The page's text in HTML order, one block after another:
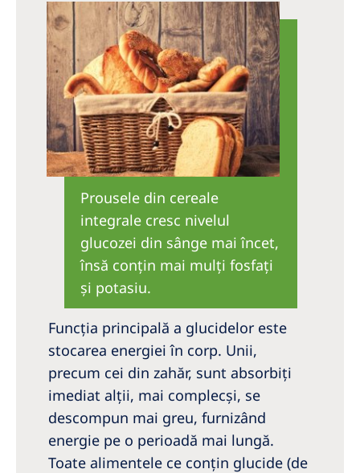
Prousele din cereale
integrale cresc nivelul
glucozei din sânge mai încet,
însă conţin mai mulţi fosfaţi
şi potasiu.
Funcţia principală a glucidelor este
stocarea energiei în corp. Unii,
precum cei din zahăr, sunt absorbiţi
imediat alţii, mai complecşi, se
descompun mai greu, furnizând
energie pe o perioadă mai lungă.
Toate alimentele ce conţin glucide (de